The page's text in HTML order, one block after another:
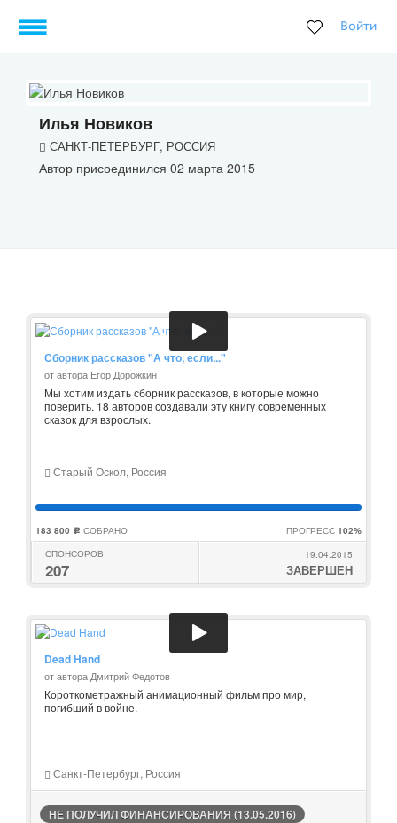
Войти
Илья Новиков
САНКТ-ПЕТЕРБУРГ, РОССИЯ
Автор присоединился 02 марта 2015
Сборник рассказов "А что, если..."
от автора Егор Дорожкин
Мы хотим издать сборник рассказов, в которые можно
поверить. 18 авторов создавали эту книгу современных
сказок для взрослых.
Старый Оскол, Россия
183 800 c СОБРАНО ПРОГРЕСС 102%
СПОНСОРОВ
207
19.04.2015
ЗАВЕРШЕН
Dead Hand
от автора Дмитрий Федотов
Короткометражный анимационный фильм про мир,
погибший в войне.
Санкт-Петербург, Россия
НЕ ПОЛУЧИЛ ФИНАНСИРОВАНИЯ (13.05.2016)